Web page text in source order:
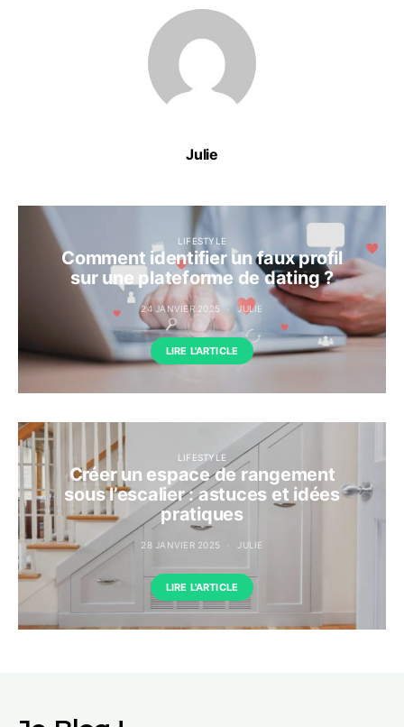
Julie
LIFESTYLE
Comment identifier un faux profil
sur une plateforme de dating ?
24 JANVIER 2025 JULIE
LIRE L'ARTICLE
LIFESTYLE
Créer un espace de rangement
sous l’escalier : astuces et idées
pratiques
28 JANVIER 2025 JULIE
LIRE L'ARTICLE